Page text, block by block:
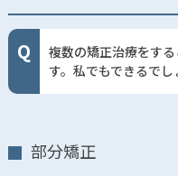
複数の矯正治療をす
す。私でもできるでし
部分矯正